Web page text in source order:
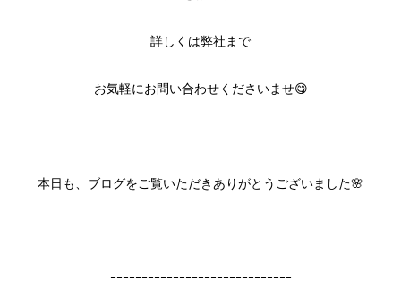
詳しくは弊社まで
お気軽にお問い合わせくださいませ😋
本日も、ブログをご覧いただきありがとうございました🌸
ｰｰｰｰｰｰｰｰｰｰｰｰｰｰｰｰｰｰｰｰｰｰｰｰｰｰｰｰｰ